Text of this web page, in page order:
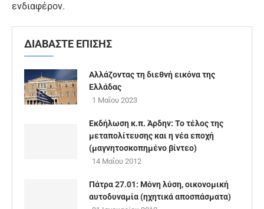
ενδιαφέρον.
ΔΙΑΒΑΣΤΕ ΕΠΙΣΗΣ
Αλλάζοντας τη διεθνή εικόνα της
Ελλάδας
1 Μαΐου 2023
Εκδήλωση κ.π. Άρδην: Το τέλος της
μεταπολίτευσης και η νέα εποχή
(μαγνητοσκοπημένο βίντεο)
14 Μαΐου 2012
Πάτρα 27.01: Μόνη λύση, οικονομική
αυτοδυναμία (ηχητικά αποσπάσματα)